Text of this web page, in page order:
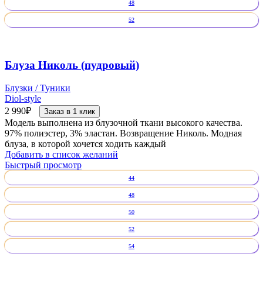
48
52
Блуза Николь (пудровый)
Блузки / Туники
Diol-style
2 990₽ Заказ в 1 клик
Модель выполнена из блузочной ткани высокого качества.
97% полиэстер, 3% эластан. Возвращение Николь. Модная
блуза, в которой хочется ходить каждый
Добавить в список желаний
Быстрый просмотр
44
48
50
52
54